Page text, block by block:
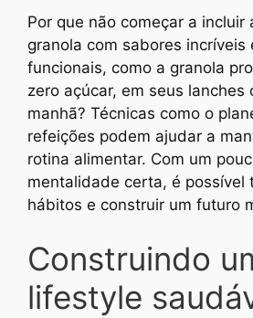
Por que não começar a incluir
granola com sabores incríveis
funcionais, como a granola
zero açúcar, em seus lanches
manhã? Técnicas como o
refeições podem ajudar a
rotina alimentar. Com um
mentalidade certa, é possível
hábitos e construir um futuro
Construindo
lifestyle